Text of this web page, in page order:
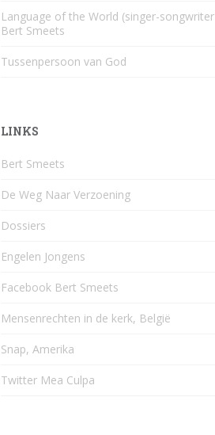
Language of the World (singer-songwriter
Bert Smeets
Tussenpersoon van God
LINKS
Bert Smeets
De Weg Naar Verzoening
Dossiers
Engelen Jongens
Facebook Bert Smeets
Mensenrechten in de kerk, België
Snap, Amerika
Twitter Mea Culpa